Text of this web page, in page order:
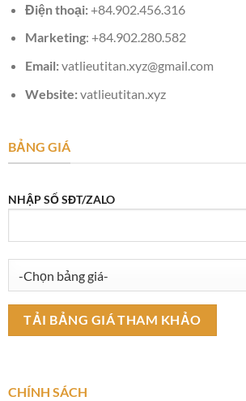
Điện thoại:+84.902.456.316
Marketing: +84.902.280.582
Email:vatlieutitan.xyz@gmail.com
Website:vatlieutitan.xyz
BẢNG GIÁ
NHẬP SỐ SĐT/ZALO
CHÍNH SÁCH